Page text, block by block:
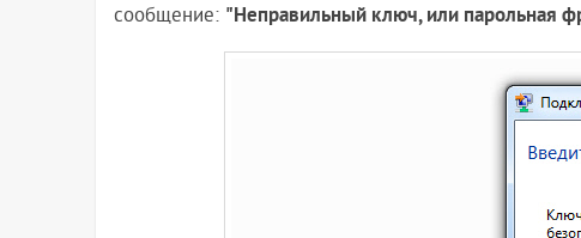
сообщение: "Неправильный ключ, или парольная